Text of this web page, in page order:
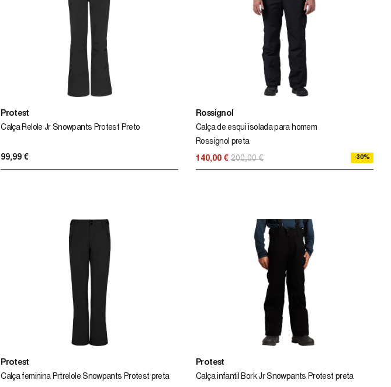
Protest
Calça Relole Jr Snowpants Protest Preto
99,99 €
Rossignol
Calça de esqui isolada para homem
Rossignol preta
140,00 € 200,00 € -30%
Protest
Calça feminina Prtrelole Snowpants Protest preta
Protest
Calça infantil Bork Jr Snowpants Protest preta